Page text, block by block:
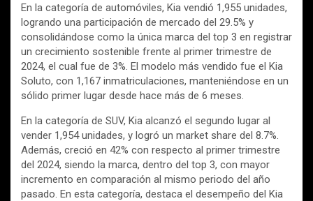
En la categoría de automóviles, Kia vendió 1,955 unidades,
logrando una participación de mercado del 29.5% y
consolidándose como la única marca del top 3 en registrar
un crecimiento sostenible frente al primer trimestre de
2024, el cual fue de 3%. El modelo más vendido fue el Kia
Soluto, con 1,167 inmatriculaciones, manteniéndose en un
sólido primer lugar desde hace más de 6 meses.
En la categoría de SUV, Kia alcanzó el segundo lugar al
vender 1,954 unidades, y logró un market share del 8.7%.
Además, creció en 42% con respecto al primer trimestre
del 2024, siendo la marca, dentro del top 3, con mayor
incremento en comparación al mismo periodo del año
pasado. En esta categoría, destaca el desempeño del Kia